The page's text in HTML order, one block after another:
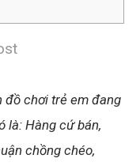
đồ chơi trẻ em đang
là: Hàng cứ bán,
chồng chéo,